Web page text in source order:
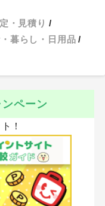
・見積り
暮らし・日用品
ペーン
！